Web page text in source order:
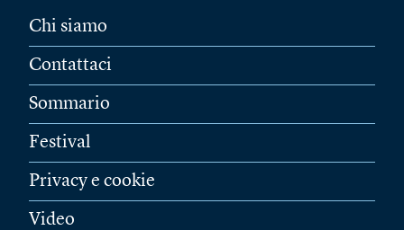
Chi siamo
Contattaci
Sommario
Festival
Privacy e cookie
Video